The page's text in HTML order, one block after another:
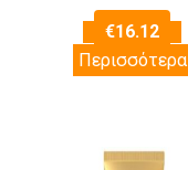
€16.12
Περισσότερα